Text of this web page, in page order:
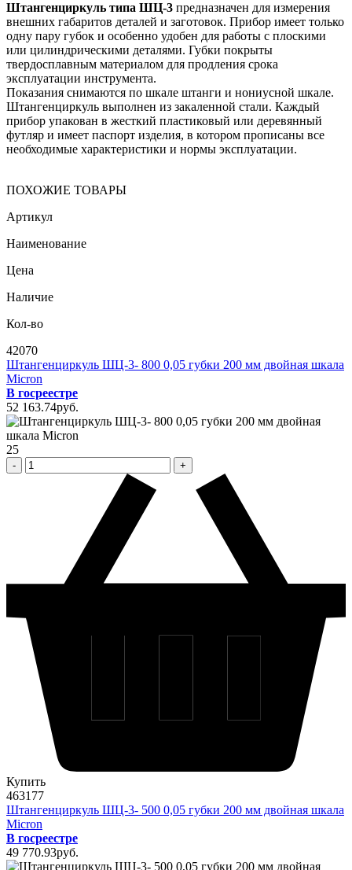
Штангенциркуль типа ШЦ-3 предназначен для измерения
внешних габаритов деталей и заготовок. Прибор имеет только
одну пару губок и особенно удобен для работы с плоскими
или цилиндрическими деталями. Губки покрыты
твердосплавным материалом для продления срока
эксплуатации инструмента.
Показания снимаются по шкале штанги и нониусной шкале.
Штангенциркуль выполнен из закаленной стали. Каждый
прибор упакован в жесткий пластиковый или деревянный
футляр и имеет паспорт изделия, в котором прописаны все
необходимые характеристики и нормы эксплуатации.
ПОХОЖИЕ ТОВАРЫ
Артикул
Наименование
Цена
Наличие
Кол-во
42070
Штангенциркуль ШЦ-3- 800 0,05 губки 200 мм двойная шкала
Micron
В госреестре
52 163.74pуб.
25
Купить
463177
Штангенциркуль ШЦ-3- 500 0,05 губки 200 мм двойная шкала
Micron
В госреестре
49 770.93pуб.